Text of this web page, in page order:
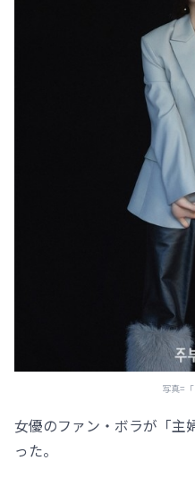
写真=「
女優のファン・ボラが「主
った。